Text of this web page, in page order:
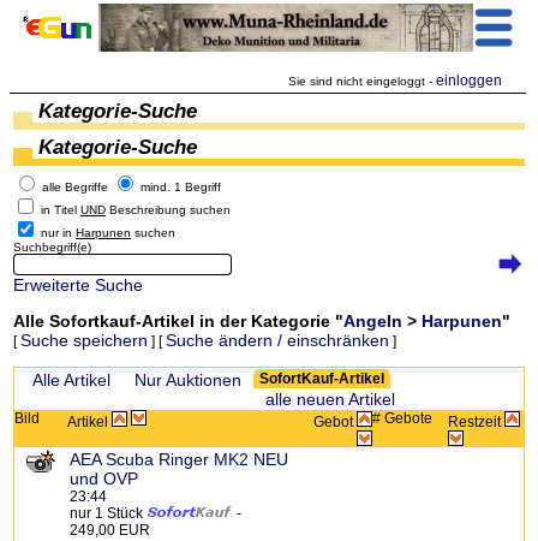
Sie sind nicht eingeloggt - einloggen
Kategorie-Suche
Kategorie-Suche
alle Begriffe
mind. 1 Begriff
in Titel UND Beschreibung suchen
nur in Harpunen suchen
Suchbegriff(e)
Erweiterte Suche
Alle Sofortkauf-Artikel in der Kategorie "Angeln > Harpunen"
[Suche speichern ] [Suche ändern / einschränken ]
Alle Artikel Nur Auktionen SofortKauf-Artikel
alle neuen Artikel
Bild Artikel Gebot # Gebote Restzeit
AEA Scuba Ringer MK2 NEU
und OVP
23:44
nur 1 Stück
-
249,00 EUR